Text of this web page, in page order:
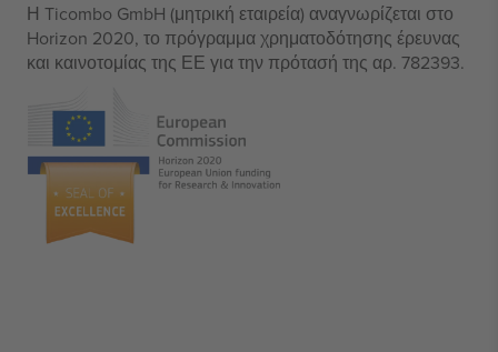
Η Ticombo GmbH (μητρική εταιρεία) αναγνωρίζεται στο
Horizon 2020, το πρόγραμμα χρηματοδότησης έρευνας
και καινοτομίας της ΕΕ για την πρότασή της αρ. 782393.